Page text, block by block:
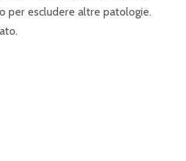
per escludere altre patologie.